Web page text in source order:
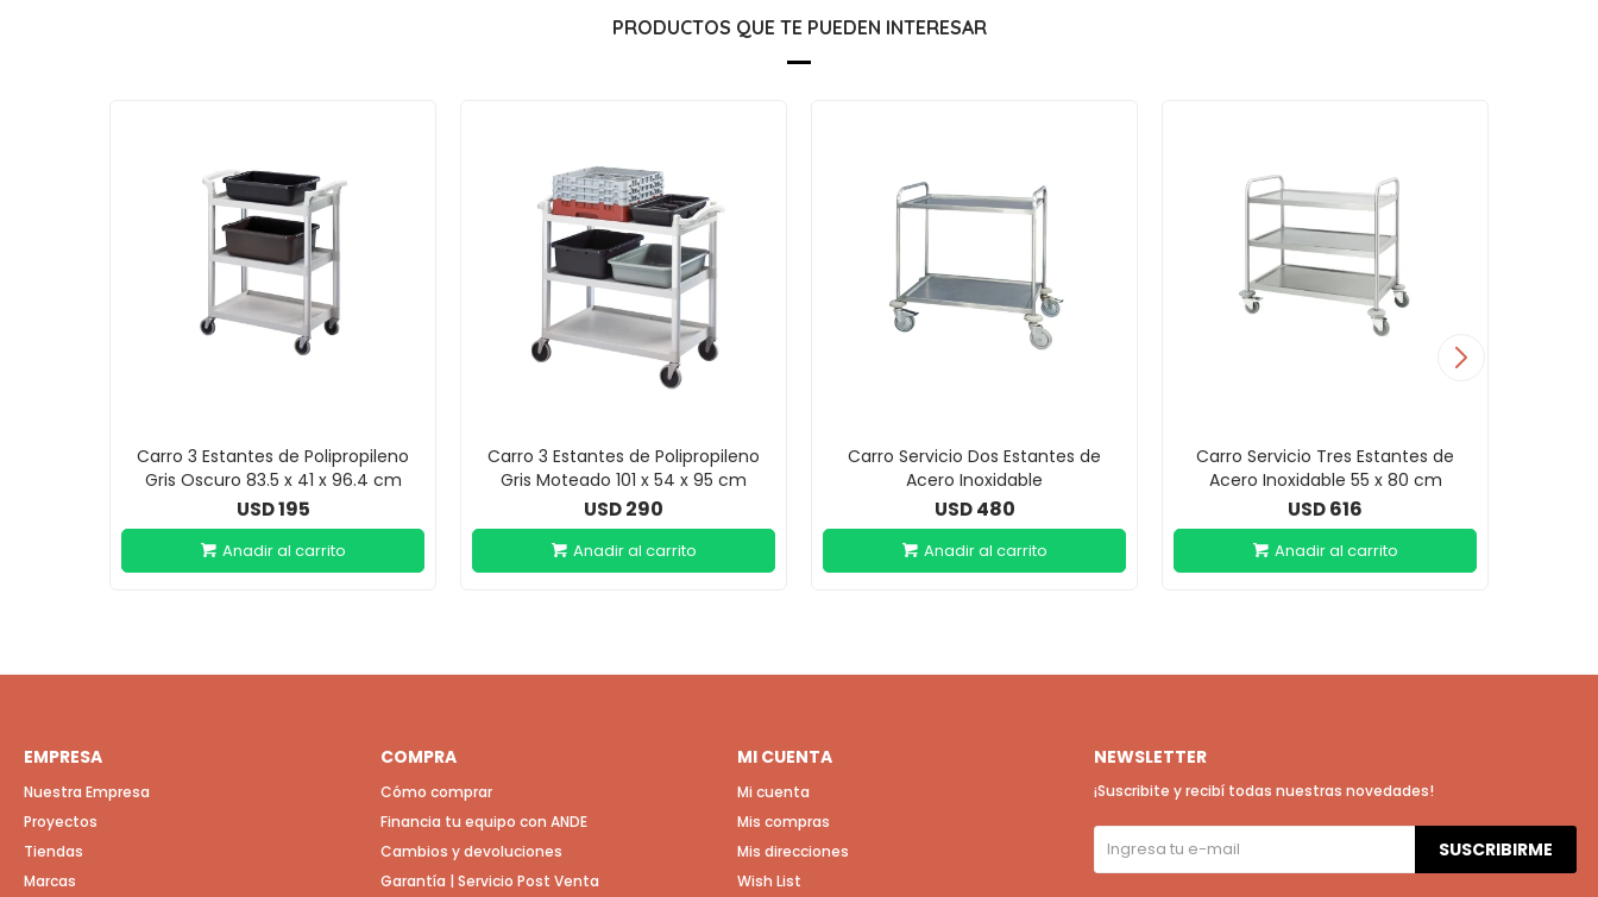
PRODUCTOS QUE TE PUEDEN INTERESAR
Carro 3 Estantes de Polipropileno
Gris Oscuro 83.5 x 41 x 96.4 cm
USD195
Carro 3 Estantes de Polipropileno
Gris Moteado 101 x 54 x 95 cm
USD290
Carro Servicio Dos Estantes de
Acero Inoxidable
USD 480
Carro Servicio Tres Estantes de
Acero Inoxidable 55 x 80 cm
USD616
EMPRESA
Nuestra Empresa
Proyectos
Tiendas
Marcas
COMPRA
Cómo comprar
Financia tu equipo con ANDE
Cambios y devoluciones
Garantía | Servicio Post Venta
MI CUENTA
Mi cuenta
Mis compras
Mis direcciones
Wish List
NEWSLETTER
¡Suscribite y recibí todas nuestras novedades!
SUSCRIBIRME